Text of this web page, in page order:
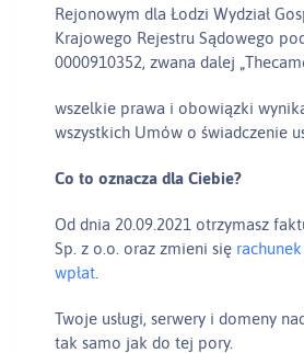
Rejonowym dla Łodzi Wydział
Krajowego Rejestru Sądowego
0000910352, zwana dalej
wszelkie prawa i obowiązki
wszystkich Umów o świadczenie
Co to oznacza dla Ciebie?
Od dnia 20.09.2021 otrzymasz
Sp. z o.o. oraz zmieni się
wpłat
Twoje usługi, serwery i domeny
tak samo jak do tej pory.